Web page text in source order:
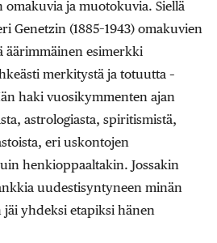
ja muotokuvia. Siellä
Genetzin (1885–1943) omakuvien
äärimmäinen esimerkki
merkitystä ja totuutta –
haki vuosikymmenten ajan
astrologiasta, spiritismistä,
eri uskontojen
henkioppaaltakin. Jossakin
uudestisyntyneen minän
yhdeksi etapiksi hänen